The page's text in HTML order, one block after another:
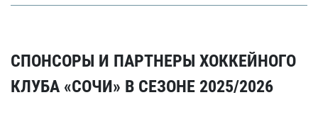
СПОНСОРЫ И ПАРТНЕРЫ ХОККЕЙНОГО
КЛУБА «СОЧИ» В СЕЗОНЕ 2025/2026